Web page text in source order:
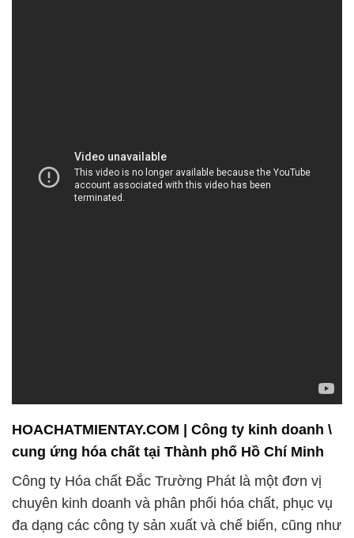
HOACHATMIENTAY.COM | Công ty kinh doanh \
cung ứng hóa chất tại Thành phố Hồ Chí Minh
Công ty Hóa chất Đắc Trường Phát là một đơn vị
chuyên kinh doanh và phân phối hóa chất, phục vụ
đa dạng các công ty sản xuất và chế biến, cũng như